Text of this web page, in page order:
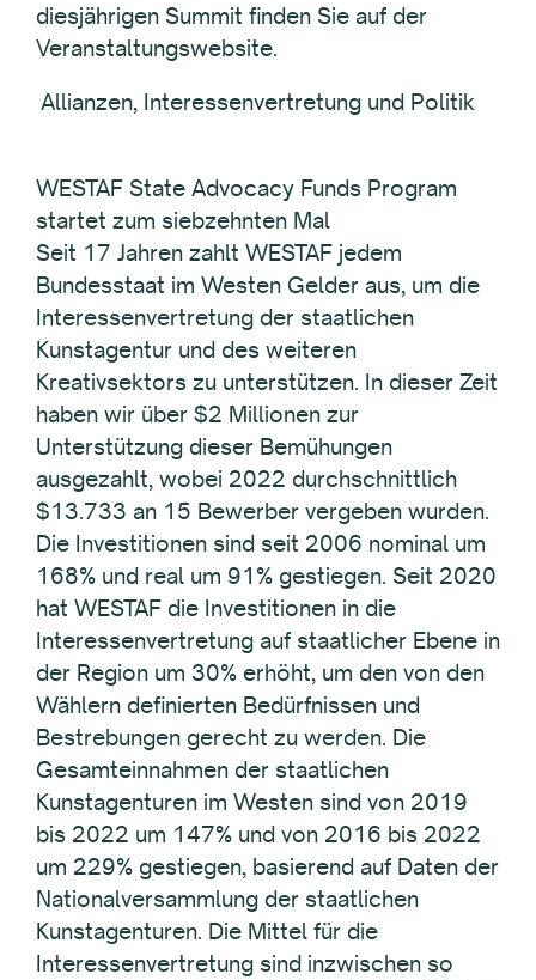
diesjährigen Summit finden Sie auf der
Veranstaltungswebsite.
Allianzen, Interessenvertretung und Politik
WESTAF State Advocacy Funds Program
startet zum siebzehnten Mal
Seit 17 Jahren zahlt WESTAF jedem
Bundesstaat im Westen Gelder aus, um die
Interessenvertretung der staatlichen
Kunstagentur und des weiteren
Kreativsektors zu unterstützen. In dieser Zeit
haben wir über $2 Millionen zur
Unterstützung dieser Bemühungen
ausgezahlt, wobei 2022 durchschnittlich
$13.733 an 15 Bewerber vergeben wurden.
Die Investitionen sind seit 2006 nominal um
168% und real um 91% gestiegen. Seit 2020
hat WESTAF die Investitionen in die
Interessenvertretung auf staatlicher Ebene in
der Region um 30% erhöht, um den von den
Wählern definierten Bedürfnissen und
Bestrebungen gerecht zu werden. Die
Gesamteinnahmen der staatlichen
Kunstagenturen im Westen sind von 2019
bis 2022 um 147% und von 2016 bis 2022
um 229% gestiegen, basierend auf Daten der
Nationalversammlung der staatlichen
Kunstagenturen. Die Mittel für die
Interessenvertretung sind inzwischen so